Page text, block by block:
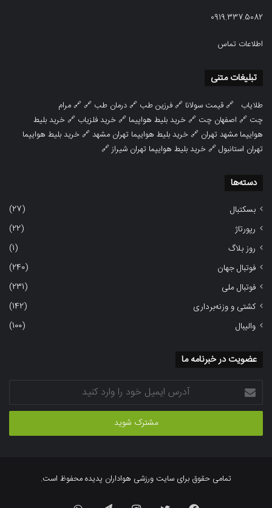
0919.337.5082
اطلاعات تماس
تبلیغات متنی
طلایاب 🔗قیمت سولانا 🔗فرزین طب 🔗درمان طب 🔗 🔗مرام
چت 🔗 اصفهان چت 🔗خرید بلیط هواپیما 🔗خرید فلزیاب 🔗خرید بلیط
هوایپما مشهد تهران 🔗خرید بلیط هوایپما تهران مشهد🔗خرید بلیط هوایپما
تهران استانبول🔗خرید بلیط هوایپما تهران شیراز🔗
دسته‌ها
بسکتبال
(27)
رپورتاژ
(22)
روز بلاگ
(1)
فوتبال جهان
(240)
فوتبال ملی
(231)
کشتی و وزنه‌برداری
(142)
والیبال
(100)
عضویت در خبرنامه ما
آدرس
ایمیل
خود
وارد
تمامی حقوق برای سایت ورزشی هواداران پدیده محفوظ است.